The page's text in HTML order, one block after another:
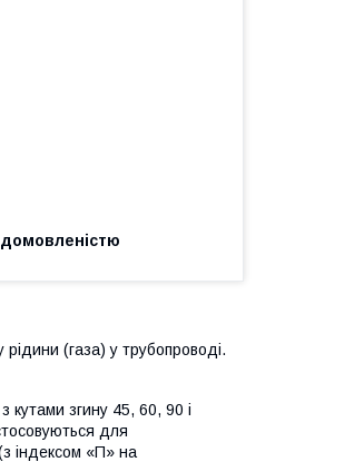
(газа) у трубопроводі.
кутами згину 45, 60, 90 і
для
індексом «П» на